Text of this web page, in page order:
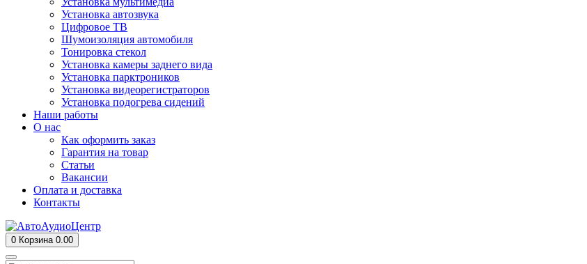
Установка автозвука
Цифровое ТВ
Шумоизоляция автомобиля
Тонировка стекол
Установка камеры заднего вида
Установка парктроников
Установка видеорегистраторов
Установка подогрева сидений
Наши работы
О нас
Как оформить заказ
Гарантия на товар
Статьи
Вакансии
Оплата и доставка
Контакты
0 Корзина 0.00